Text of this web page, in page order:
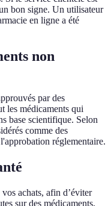
bon signe. Un utilisateur
en ligne a été
non
par des
les médicaments qui
base scientifique. Selon
comme des
réglementaire.
achats, afin d’éviter
sur des médicaments,